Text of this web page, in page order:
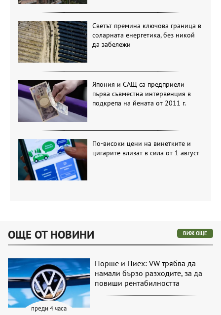
Светът премина ключова граница в
соларната енергетика, без никой
да забележи
Япония и САЩ са предприели
първа съвместна интервенция в
подкрепа на йената от 2011 г.
По-високи цени на винетките и
цигарите влизат в сила от 1 август
ОЩЕ ОТ НОВИНИ ВИЖ ОЩЕ
преди 4 часа
Порше и Пиех: VW трябва да
намали бързо разходите, за да
повиши рентабилността